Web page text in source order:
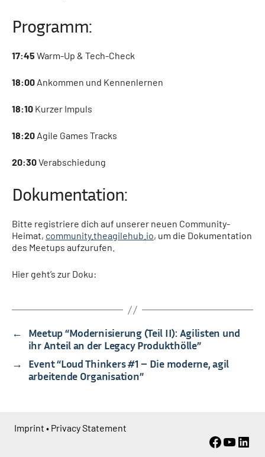
Programm:
17:45 Warm-Up & Tech-Check
18:00 Ankommen und Kennenlernen
18:10 Kurzer Impuls
18:20 Agile Games Tracks
20:30Verabschiedung
Dokumentation:
Bitte registriere dich auf unserer neuen Community-
Heimat, community.theagilehub.io, um die Dokumentation
des Meetups aufzurufen.
Hier geht’s zur Doku:
←
Meetup “Modernisierung (Teil II): Agilisten und
ihr Anteil an der Legacy Produkthölle”
→
Event “Loud Thinkers #1 – Die moderne, agil
arbeitende Organisation”
Imprint • Privacy Statement